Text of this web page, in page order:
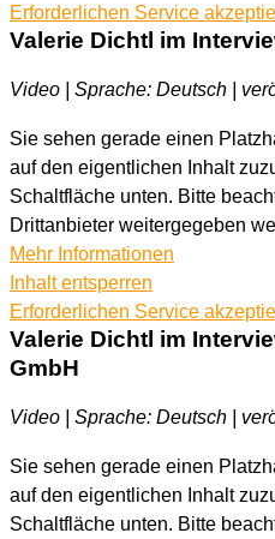
Erforderlichen Service
Valerie Dichtl im
Video | Sprache: Deutsch |
Sie sehen gerade einen
auf den eigentlichen Inhalt
Schaltfläche unten. Bitte
Drittanbieter weitergegeben
Mehr Informationen
Inhalt entsperren
Erforderlichen Service
Valerie Dichtl im
GmbH
Video | Sprache: Deutsch |
Sie sehen gerade einen
auf den eigentlichen Inhalt
Schaltfläche unten. Bitte